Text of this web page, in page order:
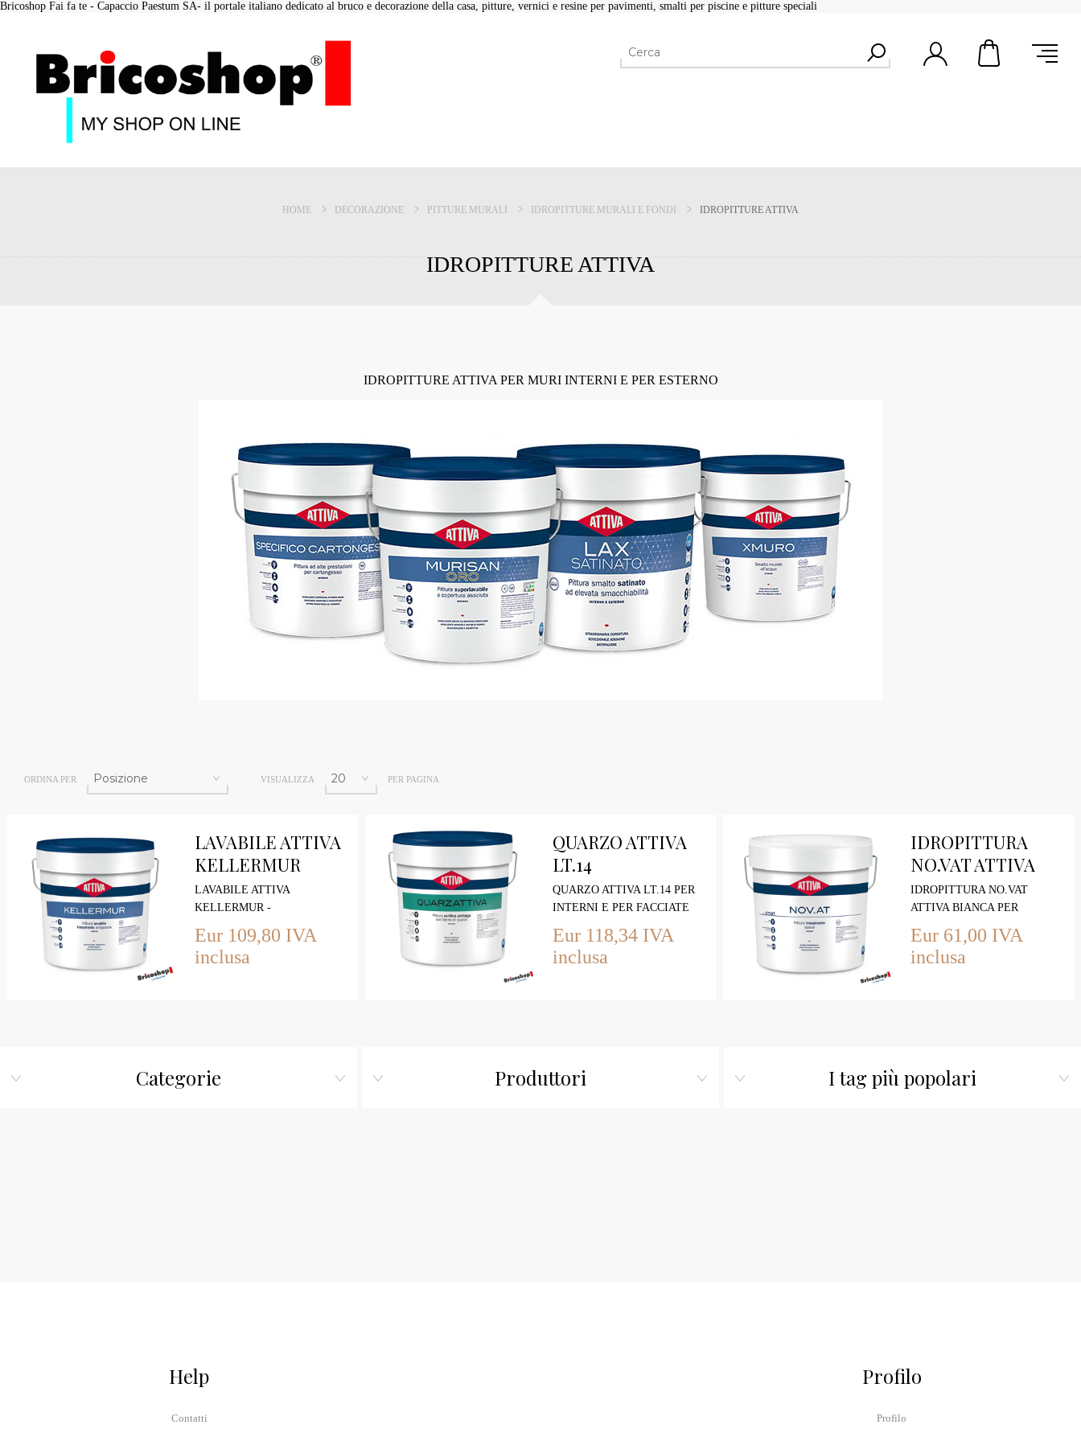
Bricoshop Fai fa te - Capaccio Paestum SA- il portale italiano dedicato al bruco e decorazione della casa, pitture, vernici e resine per pavimenti, smalti per piscine e pitture speciali
HOME DECORAZIONE PITTURE MURALI IDROPITTURE MURALI E FONDI IDROPITTURE ATTIVA
IDROPITTURE ATTIVA
IDROPITTURE ATTIVA PER MURI INTERNI E PER ESTERNO
ORDINA PER VISUALIZZA PER PAGINA
LAVABILE ATTIVA
KELLERMUR
LAVABILE ATTIVA
KELLERMUR -
QUALITA'
Eur 109,80 IVA
inclusa
QUARZO ATTIVA
LT.14
QUARZO ATTIVA LT.14 PER
INTERNI E PER FACCIATE
Eur 118,34 IVA
inclusa
IDROPITTURA
NO.VAT ATTIVA
BIANCA LT.14
IDROPITTURA NO.VAT
ATTIVA BIANCA PER
ABITATIVO PER TUTTI GLI
AMBIENTI
Eur 61,00 IVA
inclusa
Categorie Produttori I tag più popolari
Help
Contatti
Profilo
Profilo